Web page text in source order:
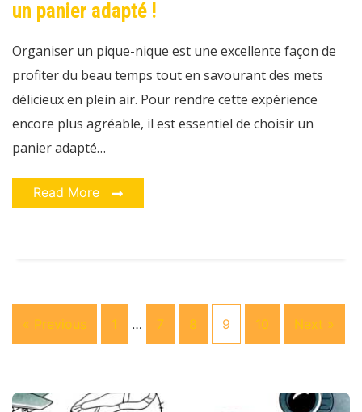
adapté
un panier adapté !
Organiser un pique-nique est une excellente façon de
profiter du beau temps tout en savourant des mets
délicieux en plein air. Pour rendre cette expérience
encore plus agréable, il est essentiel de choisir un
panier adapté…
Read More
« Previous 1 … 7 8 9 10 Next »